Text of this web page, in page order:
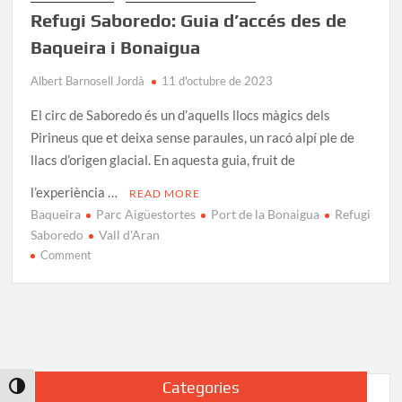
Toggle High Contrast
Refugi Saboredo: Guia d’accés des de
Baqueira i Bonaigua
Albert Barnosell Jordà 11 d'octubre de 2023
El circ de Saboredo és un d’aquells llocs màgics dels
Pirineus que et deixa sense paraules, un racó alpí ple de
llacs d’origen glacial. En aquesta guia, fruit de
l’experiència …
READ MORE
Baqueira Parc Aigüestortes Port de la Bonaigua
Refugi
Saboredo
Vall d'Aran
Commenton
de
Categories